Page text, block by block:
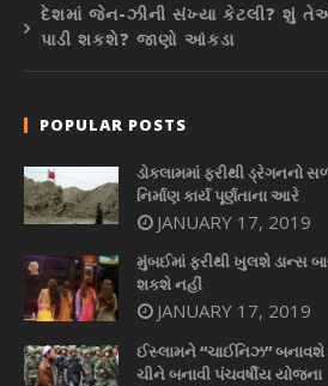
દેશમાં જેન-ઝીની સંખ્યા કેટલી? શું
પાડી શકશે? જાણો આંકડા
POPULAR POSTS
ડોકલામમાં ફરીથી ડ્રેગનનો
નિર્માણ કાર્ય પૂર્ણતાના આરે
JANUARY 17, 2019
મુંબઈમાં ફરીથી ખુલશે ડાન્સ
શકશે નહીં
JANUARY 17, 2019
ઈસ્લામને “ચાઈનિઝ” બનાવશે
ચીને બનાવી પંચવર્ષીય યોજના